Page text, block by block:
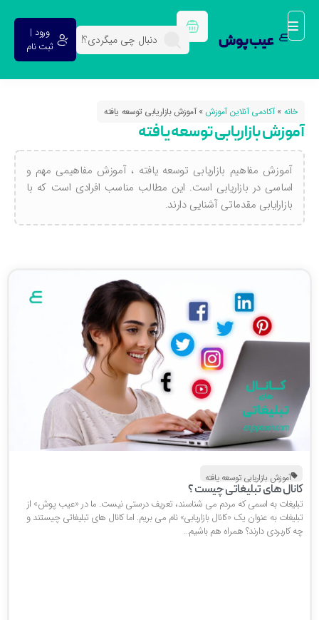
عیب پوش
ورود |
ثبت نام
»آکادمی آنلاین آموزش»آموزش بازاریابی توسعه یافته
بازاریابی توسعه یافته
آموزش مفاهیم بازاریابی توسعه یافته ، آموزش مفاهیمی مهم و
اساسی در بازاریابی است. این مطالب مناسب افرادی است که با
بازارایابی مقدماتی آشنایی دارند.
آموزش بازاریابی توسعه یافته
های تبلیغاتی چیست ؟
به اسمی که مردم می شناسند، تعریف درستی نیست. ما در «عیب پوش» از
به عنوان یک «کانال بازاریابی» نام می بریم. اما کانال های تبلیغاتی چیستند و
کاربردی دارند؟ همراه هم باشیم…